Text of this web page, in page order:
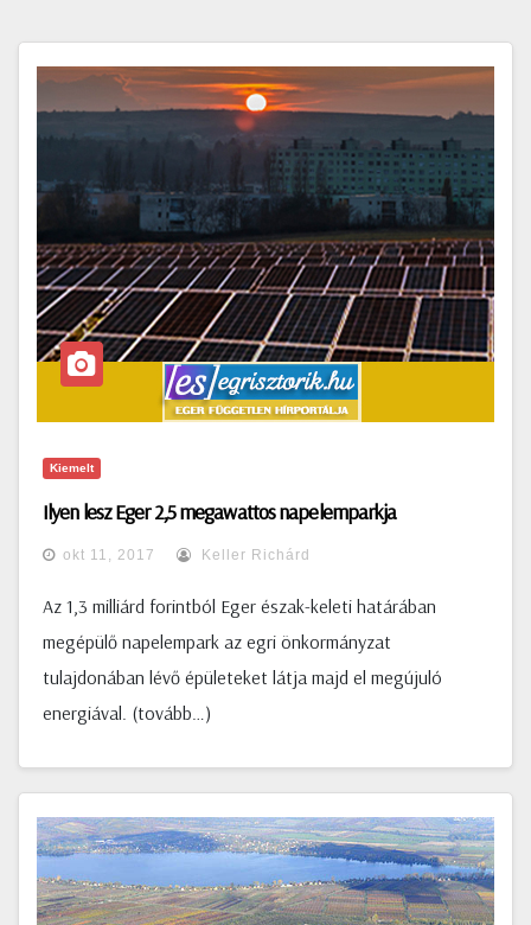
Kiemelt
Ilyen lesz Eger 2,5 megawattos napelemparkja
okt 11, 2017 Keller Richárd
Az 1,3 milliárd forintból Eger észak-keleti határában
megépülő napelempark az egri önkormányzat
tulajdonában lévő épületeket látja majd el megújuló
energiával. (tovább…)